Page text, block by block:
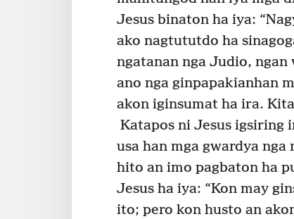
Jesus binaton ha iya:
ako nagtututdo ha
ngatanan nga Judio,
ano nga ginpapakianhan
akon iginsumat ha ira.
Katapos ni Jesus igsiring
usa han mga gwardya
hito an imo pagbaton ha
Jesus ha iya: “Kon may
ito; pero kon husto an